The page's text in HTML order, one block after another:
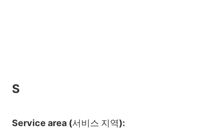
S
Service area (서비스 지역):